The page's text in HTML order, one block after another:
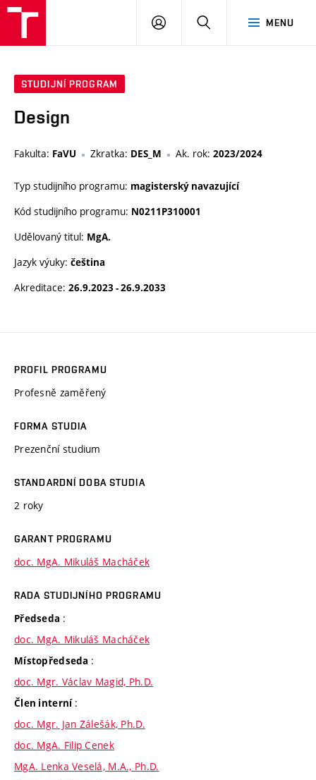
MENU
PŘIHLÁSIT
STUDIJNÍ PROGRAM
Design
Fakulta: FaVU Zkratka: DES_M Ak. rok: 2023/2024
Typ studijního programu: magisterský navazující
Kód studijního programu: N0211P310001
Udělovaný titul: MgA.
Jazyk výuky: čeština
Akreditace: 26.9.2023 - 26.9.2033
PROFIL PROGRAMU
Profesně zaměřený
FORMA STUDIA
Prezenční studium
STANDARDNÍ DOBA STUDIA
2 roky
GARANT PROGRAMU
doc. MgA. Mikuláš Macháček
RADA STUDIJNÍHO PROGRAMU
Předseda :
doc. MgA. Mikuláš Macháček
Místopředseda :
doc. Mgr. Václav Magid, Ph.D.
Člen interní :
doc. Mgr. Jan Zálešák, Ph.D.
doc. MgA. Filip Cenek
MgA. Lenka Veselá, M.A., Ph.D.